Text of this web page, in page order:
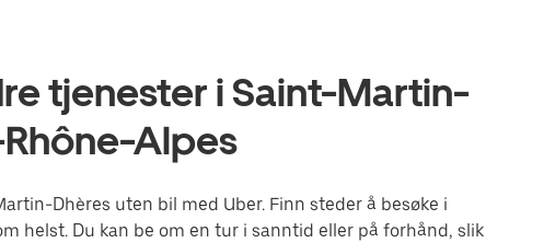
tjenester i Saint-Martin-
Alpes
Dhères uten bil med Uber. Finn steder å besøke i
helst. Du kan be om en tur i sanntid eller på forhånd, slik